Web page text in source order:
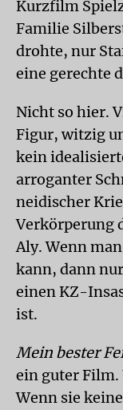
Kurzfilm
Familie
drohte, nur
eine gerechte
Nicht so hier.
Figur, witzig
kein
arroganter
neidischer
Verkörperung
Aly. Wenn
kann, dann
einen KZ-
ist.
Mein bester
ein guter Film.
Wenn sie